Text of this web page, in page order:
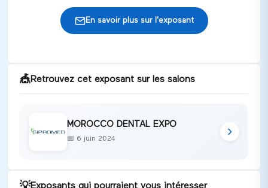
En savoir plus sur l'exposant
🎪Retrouvez cet exposant sur les salons
MOROCCO DENTAL EXPO
📅 6 juin 2024